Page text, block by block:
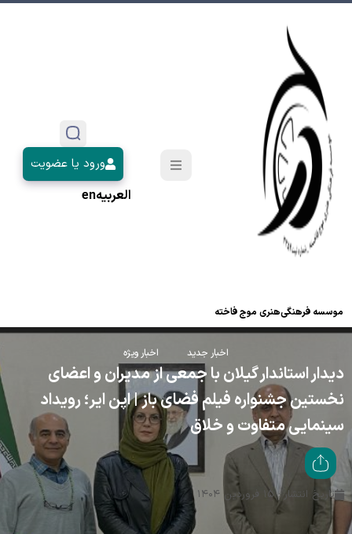
موسسه فرهنگی‌هنری موج فاخته
العربیهen
ورود یا عضویت
اخبار جدید اخبار ویژه
دیدار استاندار گیلان با جمعی از مدیران و اعضای
نخستین جشنواره فیلم فضای باز | اپن ایر؛ رویداد
سینمایی متفاوت و خلاق
تاریخ انتشار : ۱۵ فروردین ۱۴۰۴